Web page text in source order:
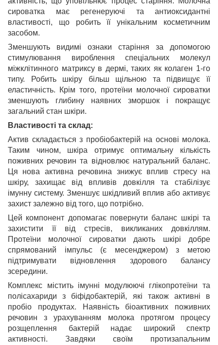
сироватка має регенеруючі та антиоксидантні
властивості, що робить її унікальним косметичним
засобом.
Зменшують видимі ознаки старіння за допомогою
стимулювання вироблення спеціальних молекул
міжклітинного матриксу в дермі, таких як колаген 1-го
типу. Робить шкіру більш щільною та підвищує її
еластичність. Крім того, протеїни молочної сироватки
зменшують глибину наявних зморшок і покращує
загальний стан шкіри.
Властивості та склад:
Актив складається з пробіобактерій на основі молока.
Таким чином, шкіра отримує оптимальну кількість
поживних речовин та відновлює натуральний баланс.
Ця нова активна речовина знижує вплив стресу на
шкіру, захищає від впливів довкілля та стабілізує
імунну систему. Зменшує шкідливий вплив або активує
захист залежно від того, що потрібно.
Цей компонент допомагає повернути баланс шкірі та
захистити її від стресів, викликаних довкіллям.
Протеїни молочної сироватки дають шкірі добре
спрямований імпульс (є месенджером) з метою
підтримувати відновлення здорового балансу
зсередини.
Комплекс містить імунні модулюючі глікопротеїни та
полісахариди з біфідобактерій, які також активні в
пробіо продуктах. Наявність біоактивних поживних
речовин з урахуванням молока протягом процесу
розщеплення бактерій надає широкий спектр
активності. Завдяки своїм протизапальним